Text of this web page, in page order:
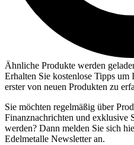
Ähnliche Produkte werden
Erhalten Sie kostenlose Tipps um
erster von neuen Produkten zu
Sie möchten regelmäßig über
Finanznachrichten und exklusive
werden? Dann melden Sie sich
Edelmetalle Newsletter an.